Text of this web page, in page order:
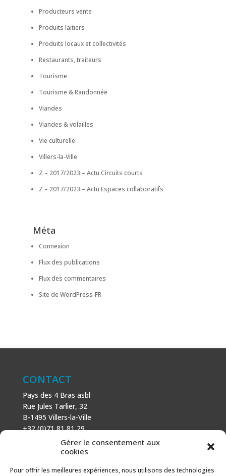
Gérer le consentement aux
cookies
Pour offrir les meilleures expériences, nous utilisons des technologies
Producteurs vente
Produits laitiers
Produits locaux et collectivités
Restaurants, traiteurs
Tourisme
Tourisme & Randonnée
Viandes
Viandes & volailles
Vie culturelle
Villers-la-Ville
Z – 2017/2023 – Actu Circuits courts
Z – 2017/2023 – Actu Espaces collaboratifs
Méta
Connexion
Flux des publications
Flux des commentaires
Site de WordPress-FR
CONTACT
Pays des 4 Bras asbl
Rue Jules Tarlier, 32
B-1495 Villers-la-Ville
+32 (0)71 81 81 29
N° d’entreprise : 666 464 432
Mentions légales